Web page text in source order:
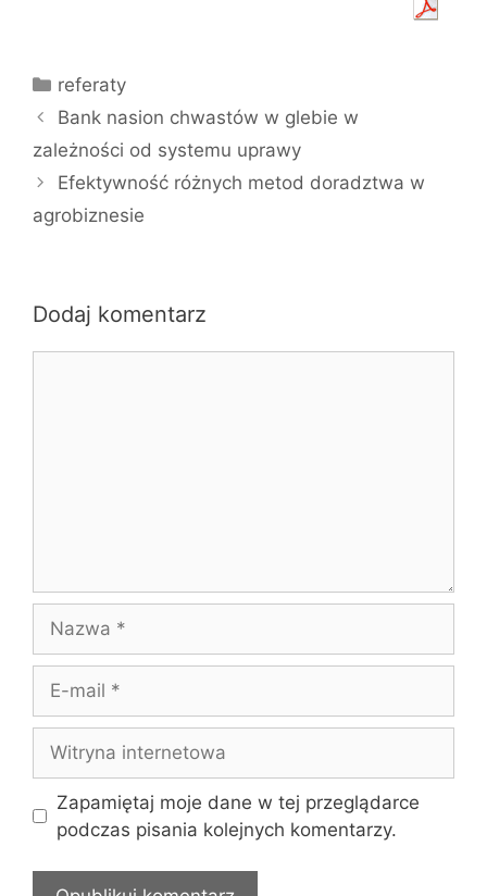
Kategorie
referaty
Bank nasion chwastów w glebie w
zależności od systemu uprawy
Efektywność różnych metod doradztwa w
agrobiznesie
Dodaj komentarz
mail
internetowa
Zapamiętaj moje dane w tej przeglądarce
podczas pisania kolejnych komentarzy.